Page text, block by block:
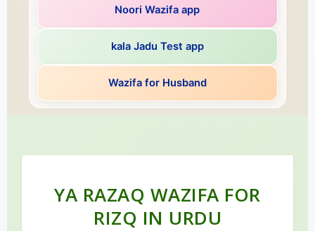
Noori Wazifa app
kala Jadu Test app
Wazifa for Husband
YA RAZAQ WAZIFA FOR
RIZQ IN URDU